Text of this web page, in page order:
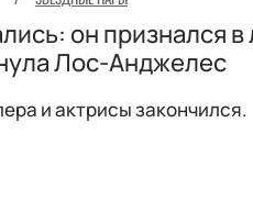
он признался
Лос-Анджелес
и актрисы закончился.